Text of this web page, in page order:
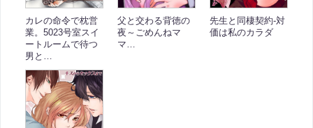
カレの命令で枕営
業。5023号室スイ
ートルームで待つ
男と…
父と交わる背徳の
夜～ごめんねマ
マ…
先生と同棲契約-対
価は私のカラダ